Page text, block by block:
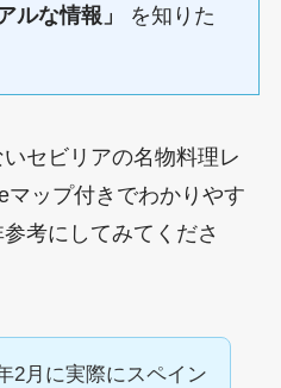
ルな情報」
を知りた
セビリアの名物料理レ
マップ付きでわかりやす
考にしてみてくださ
2月に実際にスペイン